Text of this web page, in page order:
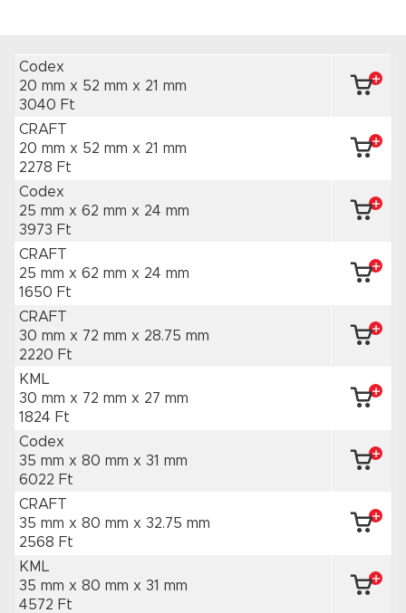
Codex
20 mm x 52 mm x 21 mm
3040 Ft
CRAFT
20 mm x 52 mm x 21 mm
2278 Ft
Codex
25 mm x 62 mm x 24 mm
3973 Ft
CRAFT
25 mm x 62 mm x 24 mm
1650 Ft
CRAFT
30 mm x 72 mm x 28.75 mm
2220 Ft
KML
30 mm x 72 mm x 27 mm
1824 Ft
Codex
35 mm x 80 mm x 31 mm
6022 Ft
CRAFT
35 mm x 80 mm x 32.75 mm
2568 Ft
KML
35 mm x 80 mm x 31 mm
4572 Ft